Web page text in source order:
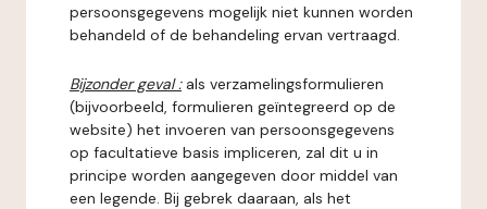
persoonsgegevens mogelijk niet kunnen worden
behandeld of de behandeling ervan vertraagd.
Bijzonder geval : als verzamelingsformulieren
(bijvoorbeeld, formulieren geïntegreerd op de
website) het invoeren van persoonsgegevens
op facultatieve basis impliceren, zal dit u in
principe worden aangegeven door middel van
een legende. Bij gebrek daaraan, als het